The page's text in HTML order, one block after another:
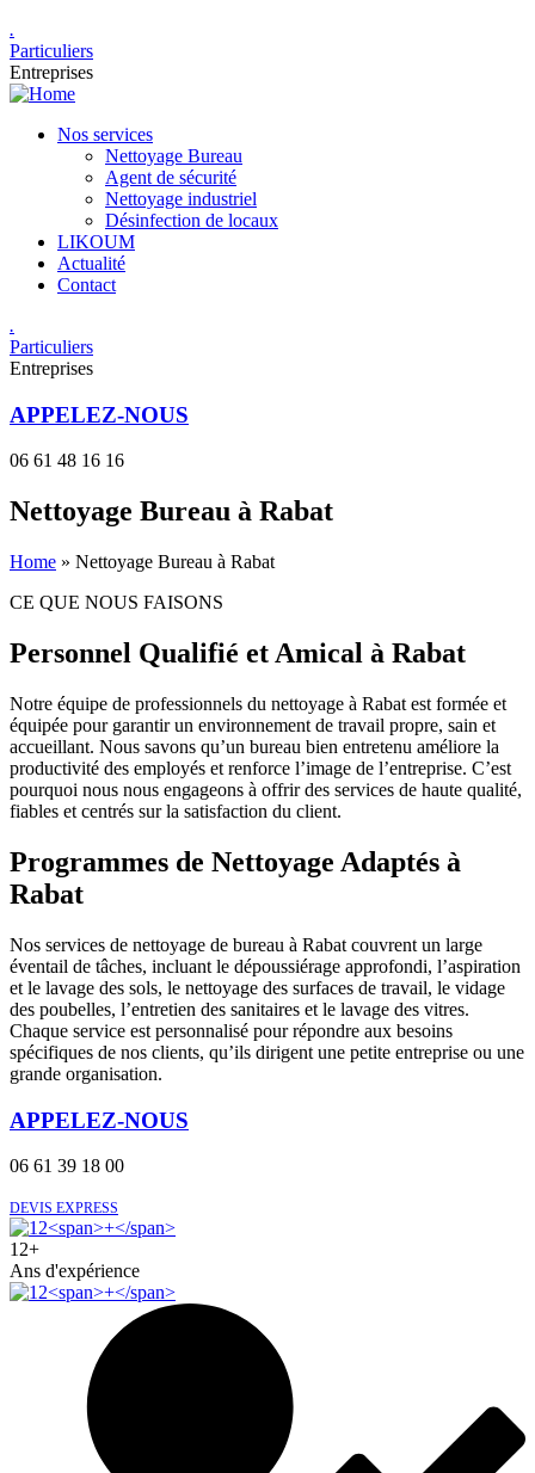
.
Particuliers
Entreprises
Nos services
Nettoyage Bureau​
Agent de sécurité
Nettoyage industriel
Désinfection de locaux
LIKOUM
Actualité
Contact
.
Particuliers
Entreprises
APPELEZ-NOUS
06 61 48 16 16
Nettoyage Bureau​ à Rabat
Home » Nettoyage Bureau​ à Rabat
CE QUE NOUS FAISONS
Personnel Qualifié et Amical à Rabat
Notre équipe de professionnels du nettoyage à Rabat est formée et
équipée pour garantir un environnement de travail propre, sain et
accueillant. Nous savons qu’un bureau bien entretenu améliore la
productivité des employés et renforce l’image de l’entreprise. C’est
pourquoi nous nous engageons à offrir des services de haute qualité,
fiables et centrés sur la satisfaction du client.
Programmes de Nettoyage Adaptés à
Rabat
Nos services de nettoyage de bureau à Rabat couvrent un large
éventail de tâches, incluant le dépoussiérage approfondi, l’aspiration
et le lavage des sols, le nettoyage des surfaces de travail, le vidage
des poubelles, l’entretien des sanitaires et le lavage des vitres.
Chaque service est personnalisé pour répondre aux besoins
spécifiques de nos clients, qu’ils dirigent une petite entreprise ou une
grande organisation.
APPELEZ-NOUS
06 61 39 18 00
DEVIS EXPRESS
12+
Ans d'expérience